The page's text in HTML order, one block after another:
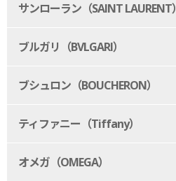
サンローラン（SAINT LAURENT）
ブルガリ（BVLGARI）
ブシュロン（BOUCHERON）
ティファニー（Tiffany）
オメガ（OMEGA）